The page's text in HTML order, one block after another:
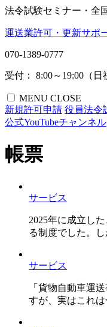
法令試験セミナー・全
運送業許可・更新サポ
070-1389-0777
受付： 8:00～19:00（日
MENU CLOSE
新規許可申請 役員法令
公式YouTubeチャンネル
帳票
サービス
2025年に成立し
る制度でした。
サービス
「貨物自動車運
すが、実はこれ